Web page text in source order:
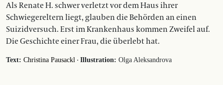
Als Renate H. schwer verletzt vor dem Haus ihrer
Schwiegereltern liegt, glauben die Behörden an einen
Suizidversuch. Erst im Krankenhaus kommen Zweifel auf.
Die Geschichte einer Frau, die überlebt hat.
Text: Christina Pausackl · Illustration: Olga Aleksandrova